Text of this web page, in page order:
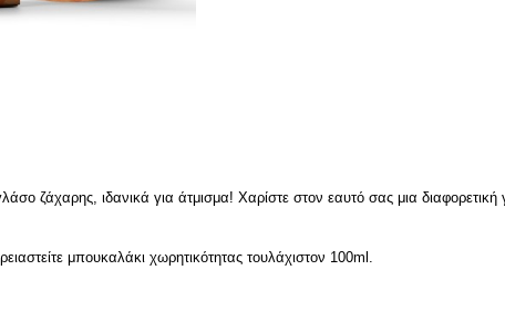
ζάχαρης, ιδανικά για άτμισμα! Χαρίστε στον εαυτό σας μια
μπουκαλάκι χωρητικότητας τουλάχιστον 100ml.